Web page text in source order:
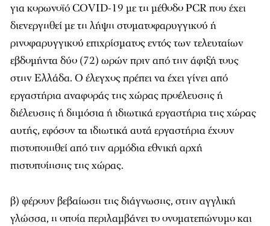
για κορωνοϊό COVID-19 με τη μέθοδο PCR που έχει
διενεργηθεί με τη λήψη στοματοφαρυγγικού ή
ρινοφαρυγγικού επιχρίσματος εντός των τελευταίων
εβδομήντα δύο (72) ωρών πριν από την άφιξή τους
στην Ελλάδα. Ο έλεγχος πρέπει να έχει γίνει από
εργαστήρια αναφοράς της χώρας προέλευσης ή
διέλευσης ή δημόσια ή ιδιωτικά εργαστήρια της χώρας
αυτής, εφόσον τα ιδιωτικά αυτά εργαστήρια έχουν
πιστοποιηθεί από την αρμόδια εθνική αρχή
πιστοποίησης της χώρας.
β) φέρουν βεβαίωση της διάγνωσης, στην αγγλική
γλώσσα, η οποία περιλαμβάνει το ονοματεπώνυμο και